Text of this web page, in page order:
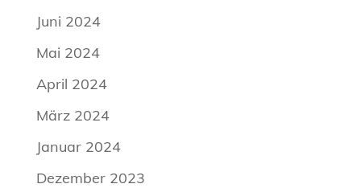
Juni 2024
Mai 2024
April 2024
März 2024
Januar 2024
Dezember 2023